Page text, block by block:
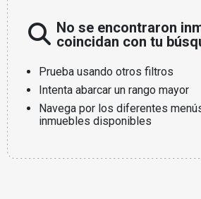
No se encontraron
coincidan con tu
Prueba usando otros filtros
Intenta abarcar un rango mayor
Navega por los diferentes
inmuebles disponibles